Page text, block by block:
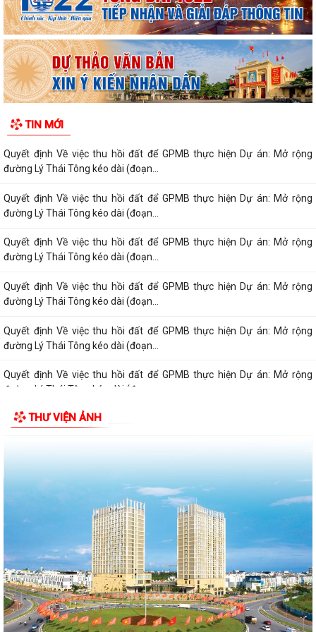
TIN MỚI
Phường Thạch Khôi triển khai kế hoạch tuyên truyền, vận động hiến
máu tình nguyện năm 2026
Quyết định Về việc Ban hành Quy chế phát ngôn và cung cấp thông tin
cho báo chí của Ủy ban nhân...
đường Lý Thái Tông kéo dài (đoạn...
Quyết định Về việc thu hồi đất để GPMB thực hiện Dự án: Mở rộng
đường Lý Thái Tông kéo dài (đoạn...
Quyết định Về việc thu hồi đất để GPMB thực hiện Dự án: Mở rộng
đường Lý Thái Tông kéo dài (đoạn...
Quyết định Về việc thu hồi đất để GPMB thực hiện Dự án: Mở rộng
đường Lý Thái Tông kéo dài (đoạn...
Quyết định Về việc thu hồi đất để GPMB thực hiện Dự án: Mở rộng
đường Lý Thái Tông kéo dài (đoạn...
Quyết định Về việc thu hồi đất để GPMB thực hiện Dự án: Mở rộng
đường Lý Thái Tông kéo dài (đoạn...
Quyết định Về việc thu hồi đất để GPMB thực hiện Dự án: Mở rộng
đường Lý Thái Tông kéo dài (đoạn...
Quyết định Về việc thu hồi đất để GPMB thực hiện Dự án: Mở rộng
đường Lý Thái Tông kéo dài (đoạn...
Quyết định Về việc thu hồi đất để GPMB thực hiện Dự án: Mở rộng
đường Lý Thái Tông kéo dài (đoạn...
Quyết định Về việc thu hồi đất để GPMB thực hiện Dự án: Mở rộng
đường Lý Thái Tông kéo dài (đoạn...
Quyết định Về việc thu hồi đất để GPMB thực hiện Dự án: Mở rộng
đường Lý Thái Tông kéo dài (đoạn...
THƯ VIỆN ẢNH